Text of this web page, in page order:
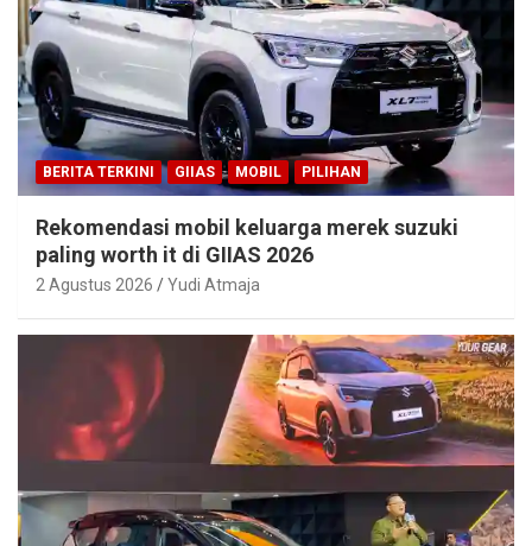
BERITA TERKINI GIIAS MOBIL PILIHAN
Rekomendasi mobil keluarga merek suzuki
paling worth it di GIIAS 2026
2 Agustus 2026 Yudi Atmaja